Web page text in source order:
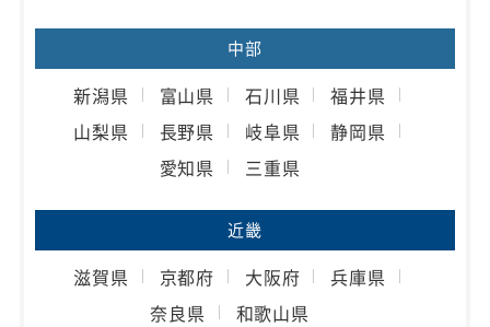
中部
新潟県 富山県 石川県
福井県
山梨県
長野県 岐阜県
静岡県
愛知県
三重県
近畿
滋賀県 京都府 大阪府
兵庫県
奈良県
和歌山県